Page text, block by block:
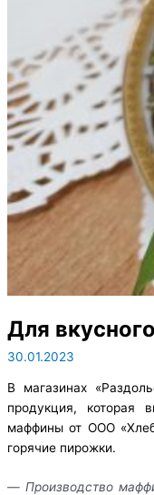
Для
30.01.2023
В магазинах
продукция, которая
маффины от ООО
горячие пирожки.
— Производство